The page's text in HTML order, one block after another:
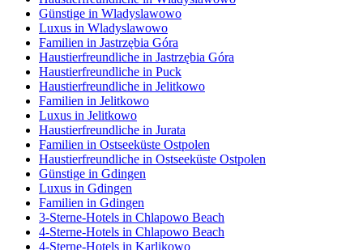
Günstige in Wladyslawowo
Luxus in Wladyslawowo
Familien in Jastrzębia Góra
Haustierfreundliche in Jastrzębia Góra
Haustierfreundliche in Puck
Haustierfreundliche in Jelitkowo
Familien in Jelitkowo
Luxus in Jelitkowo
Haustierfreundliche in Jurata
Familien in Ostseeküste Ostpolen
Haustierfreundliche in Ostseeküste Ostpolen
Günstige in Gdingen
Luxus in Gdingen
Familien in Gdingen
3-Sterne-Hotels in Chlapowo Beach
4-Sterne-Hotels in Chlapowo Beach
4-Sterne-Hotels in Karlikowo